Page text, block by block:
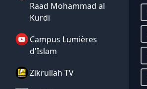
Raad Mohammad al
Kurdi
Campus Lumières
d'Islam
Zikrullah TV